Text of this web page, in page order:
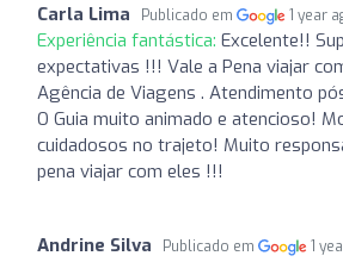
Carla Lima Publicado em 1 year
Experiência fantástica: Excelente!!
expectativas !!! Vale a Pena viajar
Agência de Viagens . Atendimento
O Guia muito animado e atencioso!
cuidadosos no trajeto! Muito
pena viajar com eles !!!
Andrine Silva Publicado em 1